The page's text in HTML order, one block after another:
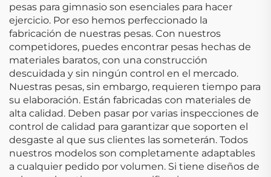
pesas para gimnasio son esenciales para hacer
ejercicio. Por eso hemos perfeccionado la
fabricación de nuestras pesas. Con nuestros
competidores, puedes encontrar pesas hechas de
materiales baratos, con una construcción
descuidada y sin ningún control en el mercado.
Nuestras pesas, sin embargo, requieren tiempo para
su elaboración. Están fabricadas con materiales de
alta calidad. Deben pasar por varias inspecciones de
control de calidad para garantizar que soporten el
desgaste al que sus clientes las someterán. Todos
nuestros modelos son completamente adaptables
a cualquier pedido por volumen. Si tiene diseños de